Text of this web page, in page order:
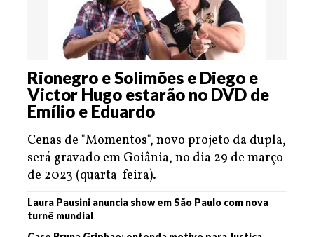
Rionegro e Solimões e Diego e
Victor Hugo estarão no DVD de
Emílio e Eduardo
Cenas de "Momentos", novo projeto da dupla,
será gravado em Goiânia, no dia 29 de março
de 2023 (quarta-feira).
Laura Pausini anuncia show em São Paulo com nova
turnê mundial